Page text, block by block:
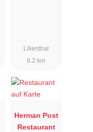
Lilienthal
6.2 km
Herman Post
Restaurant